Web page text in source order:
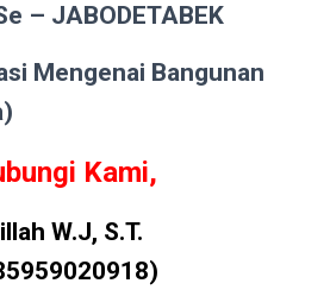
– JABODETABEK
Mengenai Bangunan
Kami,
W.J, S.T.